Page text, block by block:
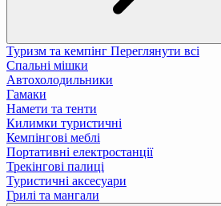
Туризм та кемпінг Переглянути всі
Спальні мішки
Автохолодильники
Гамаки
Намети та тенти
Килимки туристичні
Кемпінгові меблі
Портативні електростанції
Трекінгові палиці
Туристичні аксесуари
Грилі та мангали